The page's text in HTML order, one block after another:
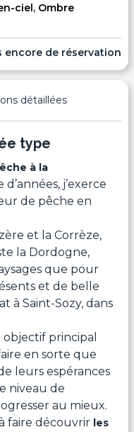
ciel, Ombre
encore de réservation
détaillées
type
à la
j’exerce
de pêche en
et la Corrèze,
la Dordogne,
que pour
et de belle
à Saint-Sozy, dans
objectif principal
en sorte que
leurs espérances
niveau de
au mieux.
faire découvrir les